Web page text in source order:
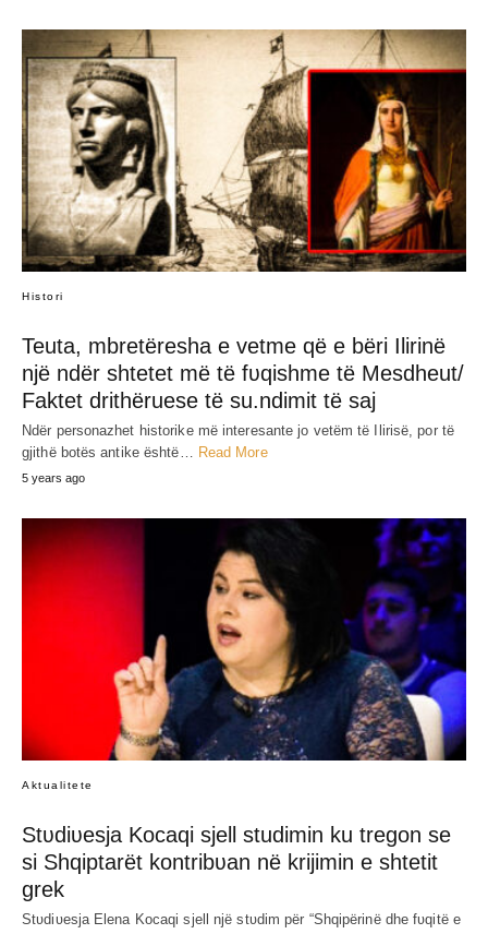
Histori
Teuta, mbretëresha e vetme që e bëri Ilirinë
një ndër shtetet më të fʋqishme të Mesdheut/
Faktet drithëruese të su.ndimit të saj
Ndër personazhet historike më interesante jo vetëm të Ilirisë, por të
gjithë botës antike është… Read More
5 years ago
Aktualitete
Stʋdiʋesja Kocaqi sjell studimin ku tregon se
si Shqiptarët kontribʋan në krijimin e shtetit
grek
Stʋdiʋesja Elena Kocaqi sjell një stʋdim për “Shqipërinë dhe fʋqitë e